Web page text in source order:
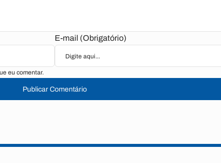
E-mail (Obrigatório)
eu comentar.
Publicar Comentário